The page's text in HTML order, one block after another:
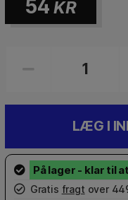
54 KR
LÆG I
Gratis fragt over